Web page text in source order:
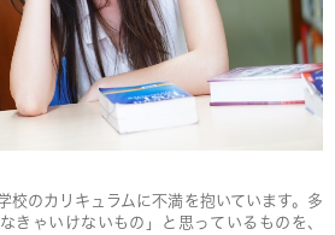
校のカリキュラムに不満を抱いています。多
きゃいけないもの」と思っているものを、